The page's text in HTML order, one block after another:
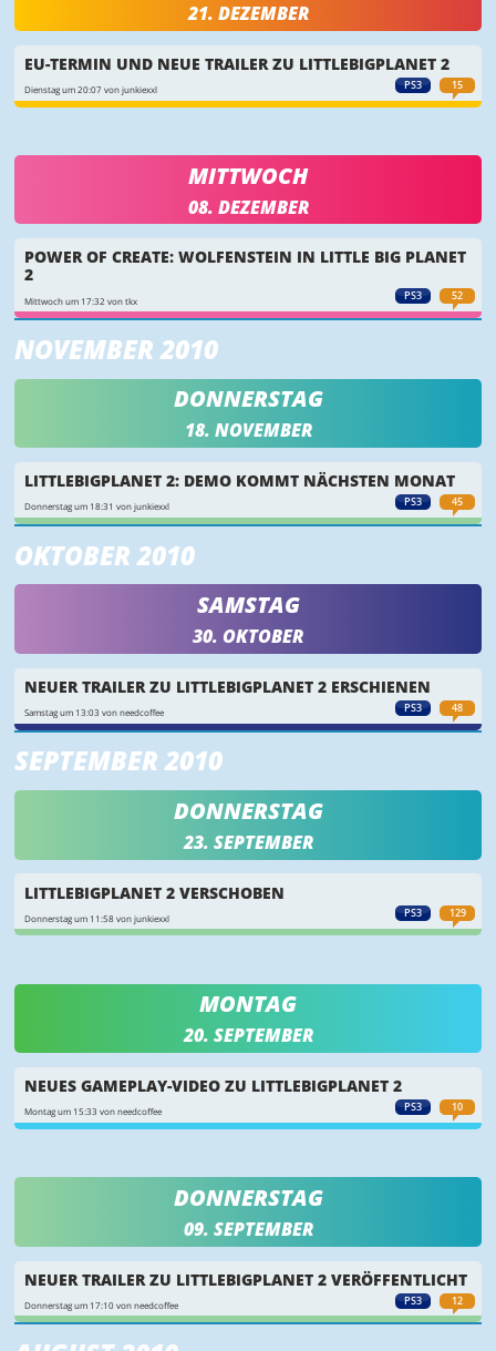
21. DEZEMBER
PS3 15
EU-TERMIN UND NEUE TRAILER ZU LITTLEBIGPLANET 2
Dienstag um 20:07 von junkiexxl
MITTWOCH
08. DEZEMBER
PS3 52
POWER OF CREATE: WOLFENSTEIN IN LITTLE BIG PLANET
2
Mittwoch um 17:32 von tkx
NOVEMBER 2010
DONNERSTAG
18. NOVEMBER
PS3 45
LITTLEBIGPLANET 2: DEMO KOMMT NÄCHSTEN MONAT
Donnerstag um 18:31 von junkiexxl
OKTOBER 2010
SAMSTAG
30. OKTOBER
PS3 48
NEUER TRAILER ZU LITTLEBIGPLANET 2 ERSCHIENEN
Samstag um 13:03 von needcoffee
SEPTEMBER 2010
DONNERSTAG
23. SEPTEMBER
PS3 129
LITTLEBIGPLANET 2 VERSCHOBEN
Donnerstag um 11:58 von junkiexxl
MONTAG
20. SEPTEMBER
PS3 10
NEUES GAMEPLAY-VIDEO ZU LITTLEBIGPLANET 2
Montag um 15:33 von needcoffee
DONNERSTAG
09. SEPTEMBER
PS3 12
NEUER TRAILER ZU LITTLEBIGPLANET 2 VERÖFFENTLICHT
Donnerstag um 17:10 von needcoffee